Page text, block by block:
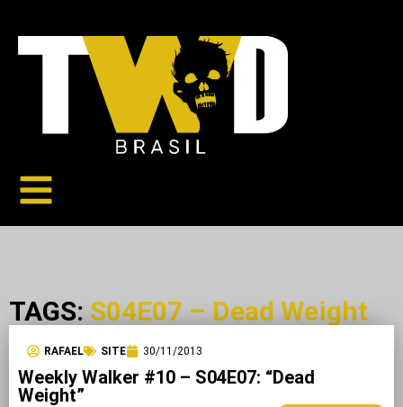
TAGS: S04E07 – Dead Weight
RAFAEL SITE 30/11/2013
Weekly Walker #10 – S04E07: “Dead
Weight”